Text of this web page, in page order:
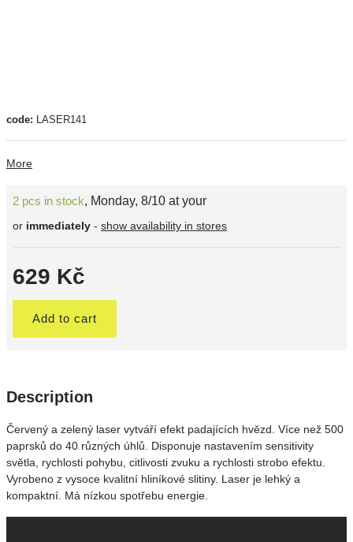
code: LASER141
More
2 pcs in stock, Monday, 8/10 at your
or immediately - show availability in stores
629 Kč
Add to cart
Description
Červený a zelený laser vytváří efekt padajících hvězd. Více než 500
paprsků do 40 různých úhlů. Disponuje nastavením sensitivity
světla, rychlosti pohybu, citlivosti zvuku a rychlosti strobo efektu.
Vyrobeno z vysoce kvalitní hliníkové slitiny. Laser je lehký a
kompaktní. Má nízkou spotřebu energie.